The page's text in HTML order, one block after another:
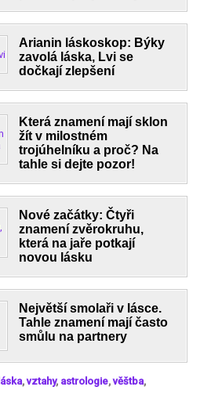
Arianin láskoskop: Býky
zavolá láska, Lvi se
dočkají zlepšení
Která znamení mají sklon
žít v milostném
trojúhelníku a proč? Na
tahle si dejte pozor!
Nové začátky: Čtyři
znamení zvěrokruhu,
která na jaře potkají
novou lásku
Největší smolaři v lásce.
Tahle znamení mají často
smůlu na partnery
láska,vztahy, astrologie,věštba,